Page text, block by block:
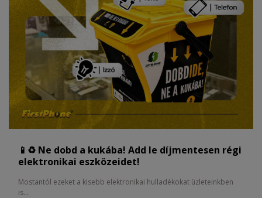
📱♻️ Ne dobd a kukába! Add le díjmentesen régi
elektronikai eszközeidet!
Mostantól ezeket a kisebb elektronikai hulladékokat üzleteinkben
is...